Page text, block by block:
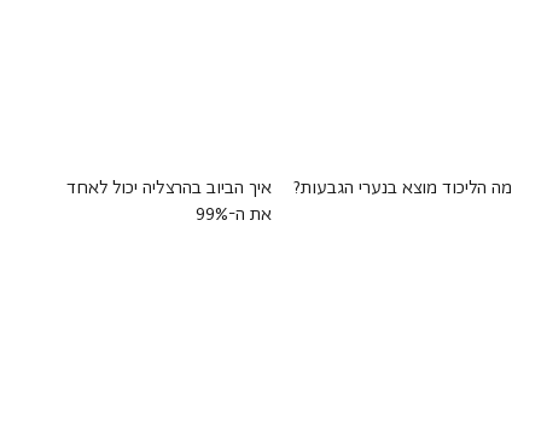
מה הליכוד מוצא בנערי הגבעות?
איך הביוב בהרצליה יכול לאחד
את ה-99%